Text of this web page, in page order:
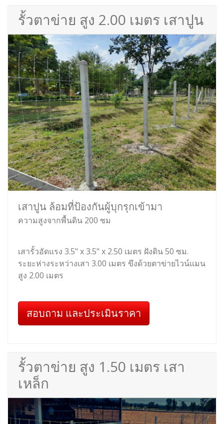
รั้วตาข่าย สูง 2.00 เมตร เสาปูน
เสาปูน ล้อมที่ป้องกันผู้บุกรุกเข้ามา
ความสูงจากพื้นดิน 200 ซม
เสารั้วอัดแรง 3.5" x 3.5" x 2.50 เมตร ฝังดิน 50 ซม.
ระยะห่างระหว่างเสา 3.00 เมตร ขึงด้วยตาข่ายไวน์แมน
สูง 2.00 เมตร
สอบถาม และประเมินราคา
รั้วตาข่าย สูง 1.50 เมตร เสา
เหล็ก